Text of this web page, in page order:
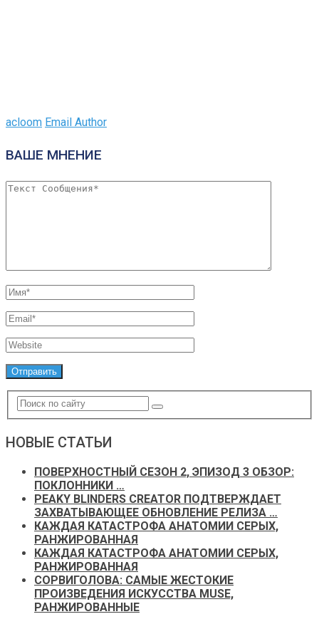
acloom Email Author
ВАШЕ МНЕНИЕ
НОВЫЕ СТАТЬИ
ПОВЕРХНОСТНЫЙ СЕЗОН 2, ЭПИЗОД 3 ОБЗОР:
ПОКЛОННИКИ …
PEAKY BLINDERS CREATOR ПОДТВЕРЖДАЕТ
ЗАХВАТЫВАЮЩЕЕ ОБНОВЛЕНИЕ РЕЛИЗА …
КАЖДАЯ КАТАСТРОФА АНАТОМИИ СЕРЫХ,
РАНЖИРОВАННАЯ
КАЖДАЯ КАТАСТРОФА АНАТОМИИ СЕРЫХ,
РАНЖИРОВАННАЯ
СОРВИГОЛОВА: САМЫЕ ЖЕСТОКИЕ
ПРОИЗВЕДЕНИЯ ИСКУССТВА MUSE,
РАНЖИРОВАННЫЕ